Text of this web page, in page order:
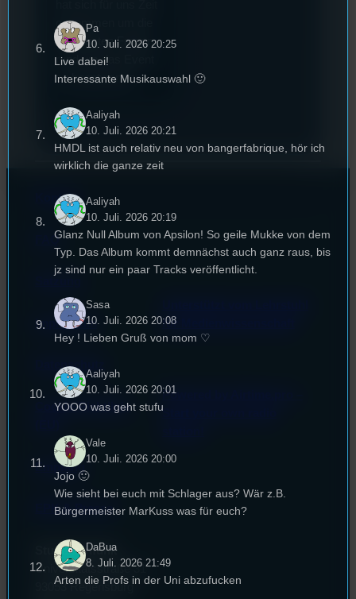
genommen um die
wichtigsten Fragen
rund um das Event
zu beantworten.
Kontakt
FAQ
Impressum
Datenschutz
Cookie-Richtlinie
Empfang
EPK & Presse
für Medienwissenschaft
Powered by Airtime.pro –
Start your own radio
Studentenfunk
Universitätsstraße 31
93053 Regensburg
Pa
10. Juli. 2026 20:25
Live dabei!
Interessante Musikauswahl 🙂
Aaliyah
10. Juli. 2026 20:21
HMDL ist auch relativ neu von bangerfabrique, hör ich
wirklich die ganze zeit
Aaliyah
10. Juli. 2026 20:19
Glanz Null Album von Apsilon! So geile Mukke von dem
Typ. Das Album kommt demnächst auch ganz raus, bis
jz sind nur ein paar Tracks veröffentlicht.
Sasa
10. Juli. 2026 20:08
Hey ! Lieben Gruß von mom ♡
Aaliyah
10. Juli. 2026 20:01
YOOO was geht stufu
Vale
10. Juli. 2026 20:00
Jojo 🙂
Wie sieht bei euch mit Schlager aus? Wär z.B.
Bürgermeister MarKuss was für euch?
DaBua
8. Juli. 2026 21:49
Arten die Profs in der Uni abzufucken